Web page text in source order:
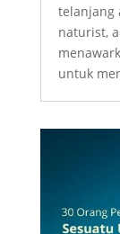
telanjang
naturist,
untuk